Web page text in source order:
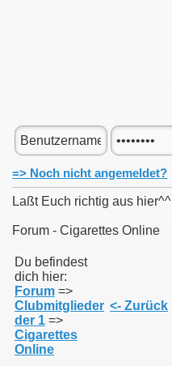
=> Noch nicht angemeldet?
Laßt Euch richtig aus hier^^
Forum - Cigarettes Online
Du befindest
dich hier:
Forum =>
Clubmitglieder
der 1 =>
Cigarettes
Online
<- Zurück